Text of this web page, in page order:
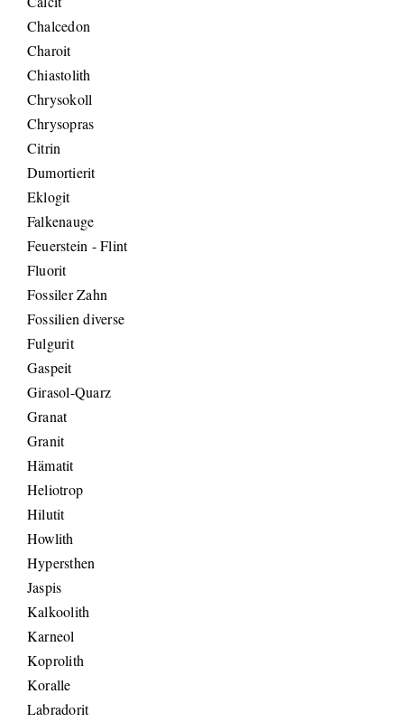
Chalcedon
Charoit
Chiastolith
Chrysokoll
Chrysopras
Citrin
Dumortierit
Eklogit
Falkenauge
Feuerstein - Flint
Fluorit
Fossiler Zahn
Fossilien diverse
Fulgurit
Gaspeit
Girasol-Quarz
Granat
Granit
Hämatit
Heliotrop
Hilutit
Howlith
Hypersthen
Jaspis
Kalkoolith
Karneol
Koprolith
Koralle
Labradorit